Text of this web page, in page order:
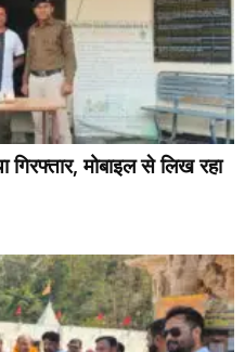
मोबाइल से लिख रहा